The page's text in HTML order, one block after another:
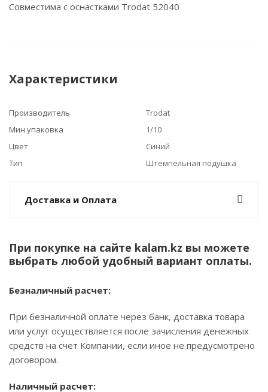
Совместима с оснастками Trodat 52040
Характеристики
Производитель
Trodat
Мин упаковка
1/10
Цвет
Синий
Тип
Штемпельная подушка
Доставка и Оплата
При покупке на сайте kalam.kz вы можете
выбрать любой удобный вариант оплаты.
Безналичный расчет:
При безналичной оплате через банк, доставка товара
или услуг осуществляется после зачисления денежных
средств на счет Компании, если иное не предусмотрено
договором.
Наличный расчет: